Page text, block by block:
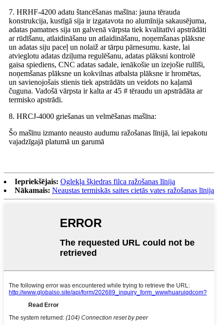
7. HRHF-4200 adatu štancēšanas mašīna: jauna tērauda
konstrukcija, kustīgā sija ir izgatavota no alumīnija sakausējuma,
adatas pamatnes sija un galvenā vārpsta tiek kvalitatīvi apstrādāti
ar rūdīšanu, atlaidināšanu un atlaidināšanu, noņemšanas plāksne
un adatas siju paceļ un nolaiž ar tārpu pārnesumu. kaste, lai
atvieglotu adatas dziļuma regulēšanu, adatas plāksni kontrolē
gaisa spiediens, CNC adatas sadale, ienākošie un izejošie rullīši,
noņemšanas plāksne un kokvilnas atbalsta plāksne ir hromētas,
un savienojošais stienis tiek apstrādāts un veidots no kaļamā
čuguna. Vadošā vārpsta ir kalta ar 45 # tēraudu un apstrādāta ar
termisko apstrādi.
8. HRCJ-4000 griešanas un velmēšanas mašīna:
Šo mašīnu izmanto neausto audumu ražošanas līnijā, lai iepakotu
vajadzīgajā platumā un garumā
Iepriekšējais: Oglekļa šķiedras filca ražošanas līnija
Nākamais: Neaustas termiskās saites cietās vates ražošanas līnija